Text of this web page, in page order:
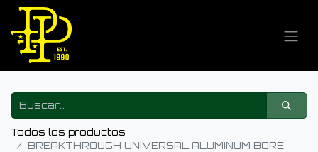
Todos los productos
BREAKTHROUGH UNIVERSAL ALUMINUM BORE